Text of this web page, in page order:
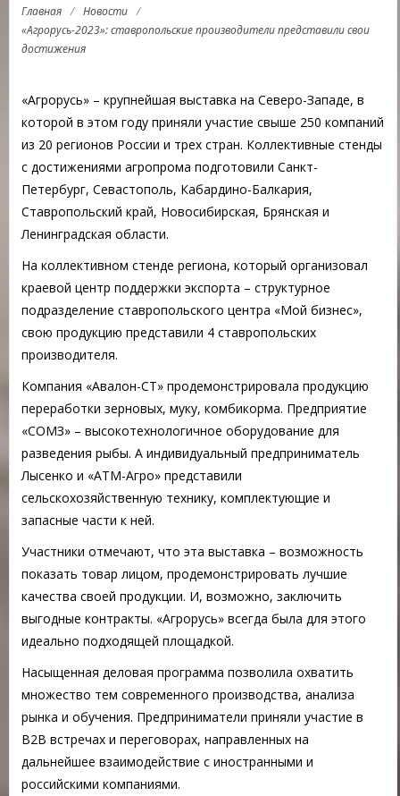
Главная / Новости /
«Агрорусь-2023»: ставропольские производители представили свои
достижения
«Агрорусь» – крупнейшая выставка на Северо-Западе, в
которой в этом году приняли участие свыше 250 компаний
из 20 регионов России и трех стран. Коллективные стенды
с достижениями агропрома подготовили Санкт-
Петербург, Севастополь, Кабардино-Балкария,
Ставропольский край, Новосибирская, Брянская и
Ленинградская области.
На коллективном стенде региона, который организовал
краевой центр поддержки экспорта – структурное
подразделение ставропольского центра «Мой бизнес»,
свою продукцию представили 4 ставропольских
производителя.
Компания «Авалон-СТ» продемонстрировала продукцию
переработки зерновых, муку, комбикорма. Предприятие
«СОМЗ» – высокотехнологичное оборудование для
разведения рыбы. А индивидуальный предприниматель
Лысенко и «АТМ-Агро» представили
сельскохозяйственную технику, комплектующие и
запасные части к ней.
Участники отмечают, что эта выставка – возможность
показать товар лицом, продемонстрировать лучшие
качества своей продукции. И, возможно, заключить
выгодные контракты. «Агрорусь» всегда была для этого
идеально подходящей площадкой.
Насыщенная деловая программа позволила охватить
множество тем современного производства, анализа
рынка и обучения. Предприниматели приняли участие в
В2В встречах и переговорах, направленных на
дальнейшее взаимодействие с иностранными и
российскими компаниями.